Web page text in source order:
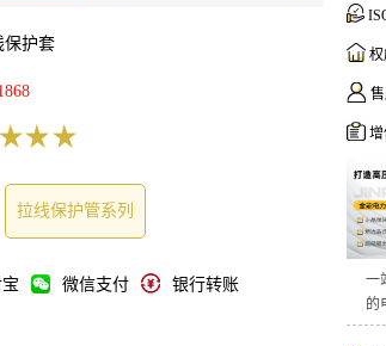
保护套
拉线保护管系列
微信支付 银行转账
权
一
的